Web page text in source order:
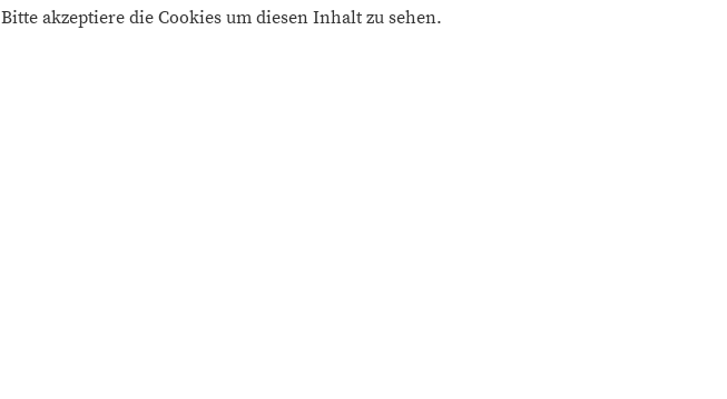
Bitte akzeptiere die Cookies um diesen Inhalt zu sehen.